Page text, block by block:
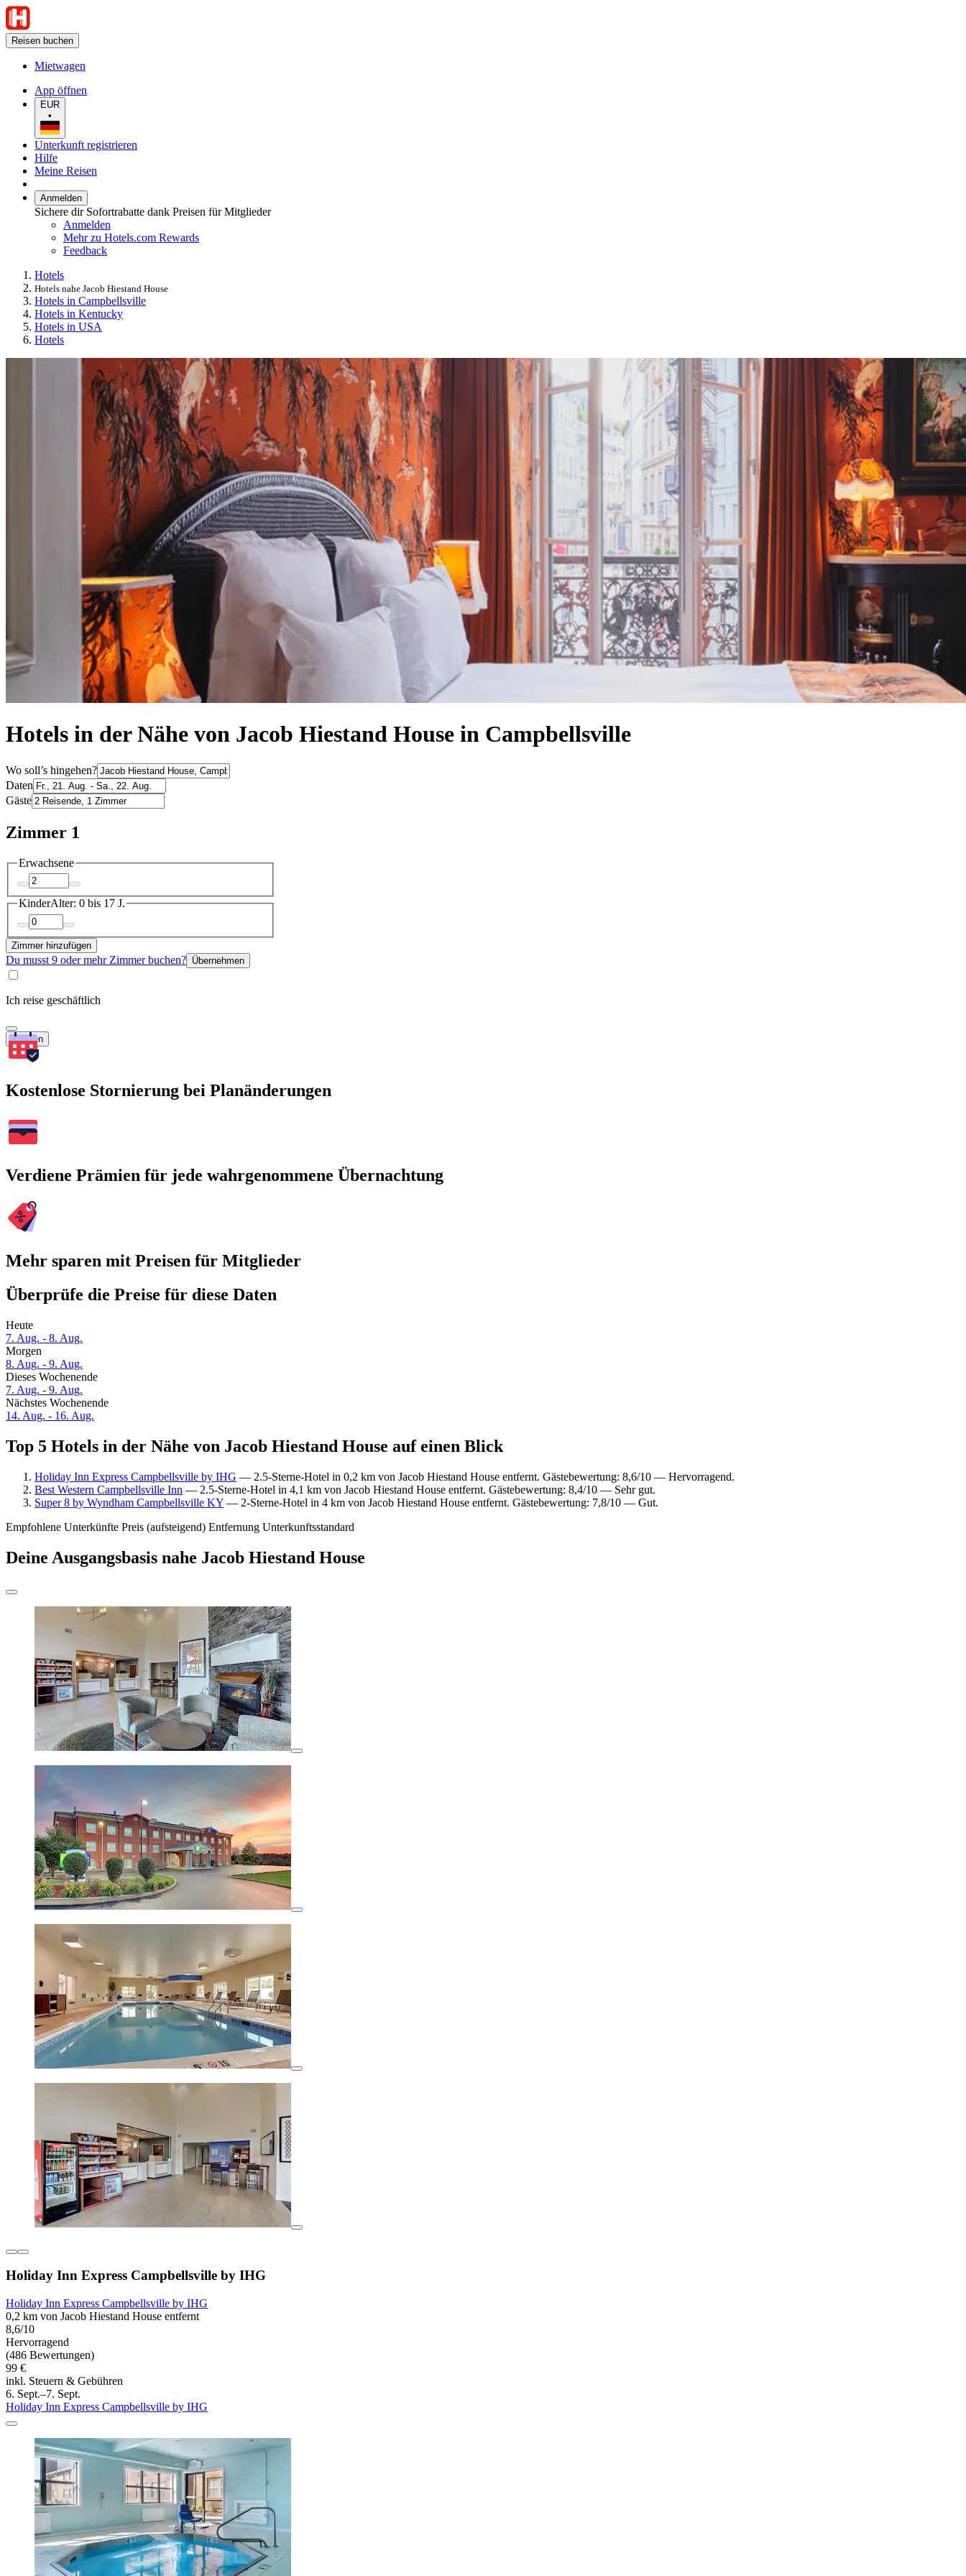
Reisen buchen
Mietwagen
App öffnen
EUR
•
Unterkunft registrieren
Hilfe
Meine Reisen
Anmelden
Sichere dir Sofortrabatte dank Preisen für Mitglieder
Anmelden
Mehr zu Hotels.com Rewards
Feedback
Hotels
Hotels nahe Jacob Hiestand House
Hotels in Campbellsville
Hotels in Kentucky
Hotels in USA
Hotels
Hotels in der Nähe von Jacob Hiestand House in Campbellsville
Wo soll’s hingehen?
Daten
Gäste
Zimmer 1
Erwachsene
KinderAlter: 0 bis 17 J.
Zimmer hinzufügen
Du musst 9 oder mehr Zimmer buchen? Übernehmen
Ich reise geschäftlich
Suchen
Kostenlose Stornierung bei Planänderungen
Verdiene Prämien für jede wahrgenommene Übernachtung
Mehr sparen mit Preisen für Mitglieder
Überprüfe die Preise für diese Daten
Heute
7. Aug. - 8. Aug.
Morgen
8. Aug. - 9. Aug.
Dieses Wochenende
7. Aug. - 9. Aug.
Nächstes Wochenende
14. Aug. - 16. Aug.
Top 5 Hotels in der Nähe von Jacob Hiestand House auf einen Blick
Holiday Inn Express Campbellsville by IHG — 2.5-Sterne-Hotel in 0,2 km von Jacob Hiestand House entfernt. Gästebewertung: 8,6/10 — Hervorragend.
Best Western Campbellsville Inn — 2.5-Sterne-Hotel in 4,1 km von Jacob Hiestand House entfernt. Gästebewertung: 8,4/10 — Sehr gut.
Super 8 by Wyndham Campbellsville KY — 2-Sterne-Hotel in 4 km von Jacob Hiestand House entfernt. Gästebewertung: 7,8/10 — Gut.
Empfohlene Unterkünfte Preis (aufsteigend) Entfernung Unterkunftsstandard
Deine Ausgangsbasis nahe Jacob Hiestand House
Holiday Inn Express Campbellsville by IHG
Holiday Inn Express Campbellsville by IHG
0,2 km von Jacob Hiestand House entfernt
8,6/10
Hervorragend
(486 Bewertungen)
99 €
inkl. Steuern & Gebühren
6. Sept.–7. Sept.
Holiday Inn Express Campbellsville by IHG